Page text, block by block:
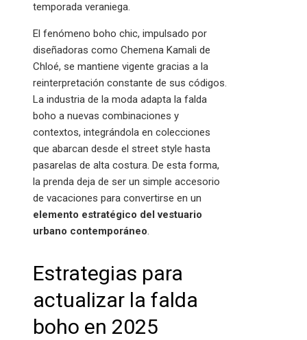
temporada veraniega.
El fenómeno boho chic, impulsado por
diseñadoras como Chemena Kamali de
Chloé, se mantiene vigente gracias a la
reinterpretación constante de sus códigos.
La industria de la moda adapta la falda
boho a nuevas combinaciones y
contextos, integrándola en colecciones
que abarcan desde el street style hasta
pasarelas de alta costura. De esta forma,
la prenda deja de ser un simple accesorio
de vacaciones para convertirse en un
elemento estratégico del vestuario
urbano contemporáneo.
Estrategias para
actualizar la falda
boho en 2025